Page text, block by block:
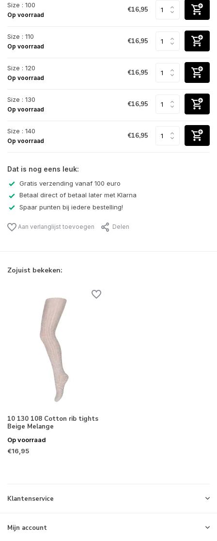
Size : 100
Op voorraad
€16,95
Size : 110
Op voorraad
€16,95
Size : 120
Op voorraad
€16,95
Size : 130
Op voorraad
€16,95
Size : 140
Op voorraad
€16,95
Dat is nog eens leuk:
Gratis verzending vanaf 100 euro
Betaal direct of betaal later met Klarna
Spaar punten bij iedere bestelling!
Aan verlanglijst toevoegen Delen
Zojuist bekeken:
10 130 108 Cotton rib tights
Beige Melange
Op voorraad
€16,95
Klantenservice
Mijn account